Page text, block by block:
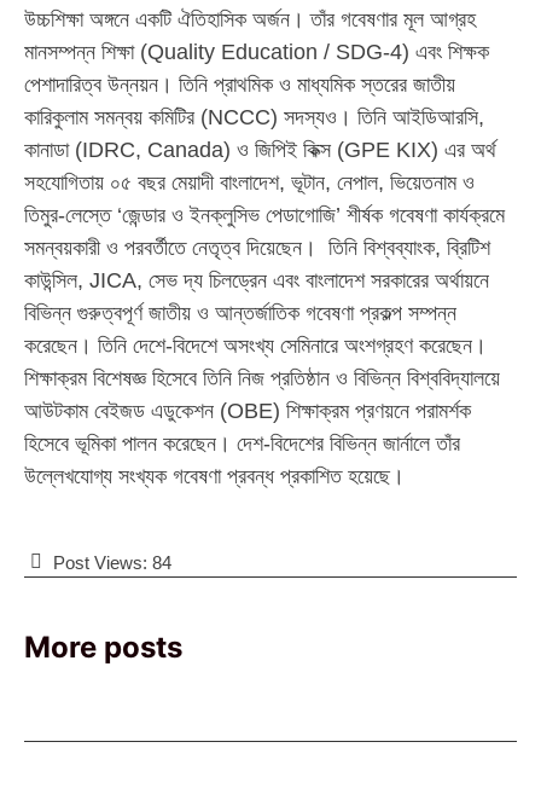
উচ্চশিক্ষা অঙ্গনে একটি ঐতিহাসিক অর্জন। তাঁর গবেষণার মূল আগ্রহ
মানসম্পন্ন শিক্ষা (Quality Education / SDG-4) এবং শিক্ষক
পেশাদারিত্ব উন্নয়ন। তিনি প্রাথমিক ও মাধ্যমিক স্তরের জাতীয়
কারিকুলাম সমন্বয় কমিটির (NCCC) সদস্যও। তিনি আইডিআরসি,
কানাডা (IDRC, Canada) ও জিপিই কিক্স (GPE KIX) এর অর্থ
সহযোগিতায় ০৫ বছর মেয়াদী বাংলাদেশ, ভূটান, নেপাল, ভিয়েতনাম ও
তিমুর-লেস্তে ‘জেন্ডার ও ইনক্লুসিভ পেডাগোজি’ শীর্ষক গবেষণা কার্যক্রমে
সমন্বয়কারী ও পরবর্তীতে নেতৃত্ব দিয়েছেন। তিনি বিশ্বব্যাংক, ব্রিটিশ
কাউন্সিল, JICA, সেভ দ্য চিলড্রেন এবং বাংলাদেশ সরকারের অর্থায়নে
বিভিন্ন গুরুত্বপূর্ণ জাতীয় ও আন্তর্জাতিক গবেষণা প্রকল্প সম্পন্ন
করেছেন। তিনি দেশে-বিদেশে অসংখ্য সেমিনারে অংশগ্রহণ করেছেন।
শিক্ষাক্রম বিশেষজ্ঞ হিসেবে তিনি নিজ প্রতিষ্ঠান ও বিভিন্ন বিশ্ববিদ্যালয়ে
আউটকাম বেইজড এডুকেশন (OBE) শিক্ষাক্রম প্রণয়নে পরামর্শক
হিসেবে ভূমিকা পালন করেছেন। দেশ-বিদেশের বিভিন্ন জার্নালে তাঁর
উল্লেখযোগ্য সংখ্যক গবেষণা প্রবন্ধ প্রকাশিত হয়েছে।
Post Views: 84
More posts